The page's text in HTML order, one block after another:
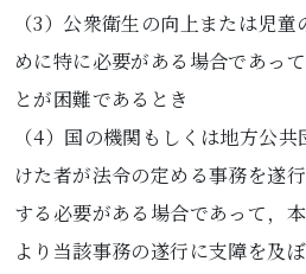
（3）公衆衛生の向上または児
めに特に必要がある場合であっ
とが困難であるとき
（4）国の機関もしくは地方公
けた者が法令の定める事務を遂
する必要がある場合であって，
より当該事務の遂行に支障を及